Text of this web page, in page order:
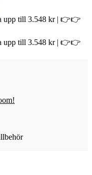
upp till 3.548 kr | 👉👉
upp till 3.548 kr | 👉👉